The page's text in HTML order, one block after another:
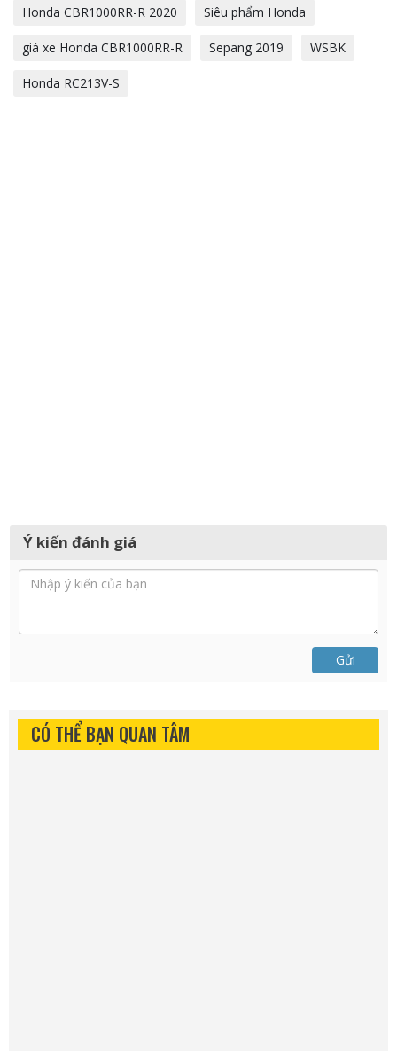
Honda CBR1000RR-R 2020 Siêu phẩm Honda
giá xe Honda CBR1000RR-R Sepang 2019 WSBK
Honda RC213V-S
Ý kiến đánh giá
Gửi
CÓ THỂ BẠN QUAN TÂM